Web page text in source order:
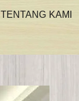
TENTANG KAMI